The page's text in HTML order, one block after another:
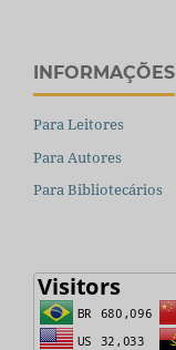
INFORMAÇÕES
Para Leitores
Para Autores
Para Bibliotecários